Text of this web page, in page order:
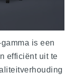
is een
efficiënt uit te